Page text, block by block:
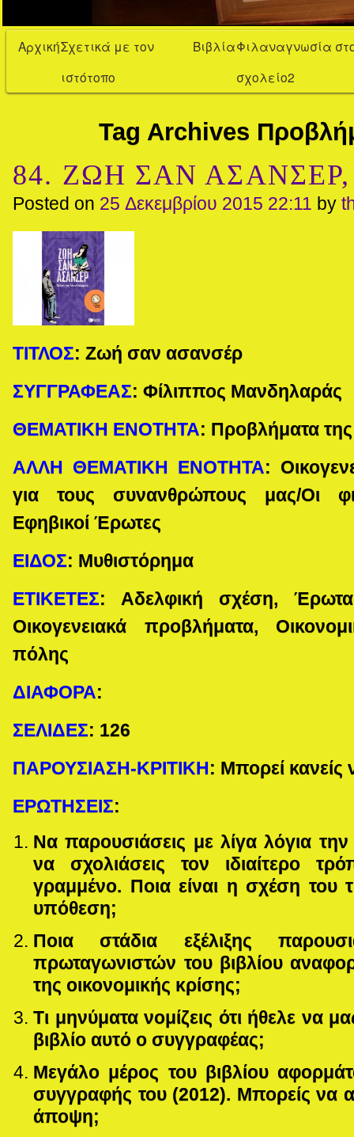
ΑρχικήΣχετικά με τον
ιστότοπο
ΒιβλίαΦιλαναγνωσία
σχολείο2
Tag Archives
84. ΖΩΗ ΣΑΝ ΑΣΑΝΣΕΡ,
Posted on 25 Δεκεμβρίου 2015 22:11 by
ΤΙΤΛΟΣ: Ζωή σαν ασανσέρ
ΣΥΓΓΡΑΦΕΑΣ: Φίλιππος Μανδηλαράς
ΘΕΜΑΤΙΚΗ ΕΝΟΤΗΤΑ: Προβλήματα
ΑΛΛΗ ΘΕΜΑΤΙΚΗ ΕΝΟΤΗΤΑ:
για τους συνανθρώπους μας/Οι
Εφηβικοί Έρωτες
ΕΙΔΟΣ: Μυθιστόρημα
ΕΤΙΚΕΤΕΣ: Αδελφική σχέση,
Οικογενειακά προβλήματα,
πόλης
ΔΙΑΦΟΡΑ:
ΣΕΛΙΔΕΣ: 126
ΠΑΡΟΥΣΙΑΣΗ-ΚΡΙΤΙΚΗ: Μπορεί κανείς
ΕΡΩΤΗΣΕΙΣ:
Να παρουσιάσεις με λίγα λόγια
να σχολιάσεις τον ιδιαίτερο
γραμμένο. Ποια είναι η σχέση του
υπόθεση;
Ποια στάδια εξέλιξης
πρωταγωνιστών του βιβλίου
της οικονομικής κρίσης;
Τι μηνύματα νομίζεις ότι ήθελε να
βιβλίο αυτό ο συγγραφέας;
Μεγάλο μέρος του βιβλίου
συγγραφής του (2012). Μπορείς να
άποψη;